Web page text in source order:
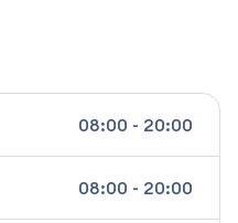
08:00 - 20:00
08:00 - 20:00